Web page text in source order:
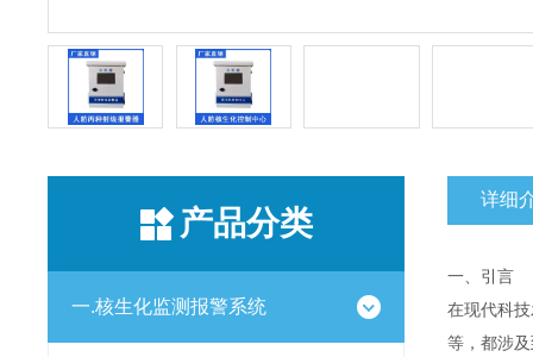
产品分类
一.核生化监测报警系统
详细
一、引言
在现代科
等，都涉